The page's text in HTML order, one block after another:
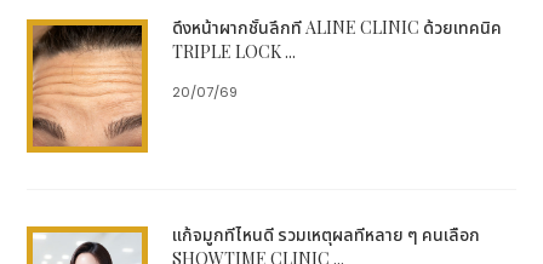
ดึงหน้าผากชั้นลึกที่ ALINE CLINIC ด้วยเทคนิค
TRIPLE LOCK ...
20/07/69
แก้จมูกที่ไหนดี รวมเหตุผลที่หลาย ๆ คนเลือก
SHOWTIME CLINIC ...